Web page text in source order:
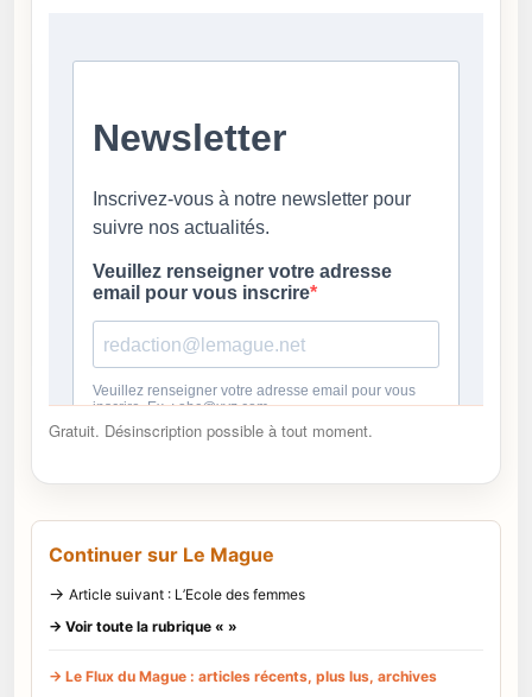
Gratuit. Désinscription possible à tout moment.
Continuer sur Le Mague
→ Article suivant : L’Ecole des femmes
→ Voir toute la rubrique « »
→ Le Flux du Mague : articles récents, plus lus, archives